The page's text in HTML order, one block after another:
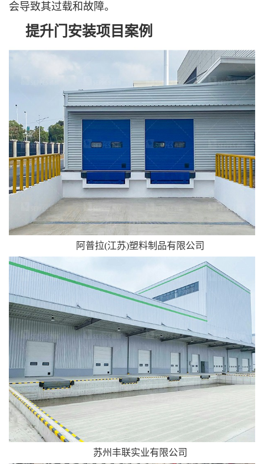
会导致其过载和故障。
提升门安装项目案例
阿普拉(江苏)塑料制品有限公司
苏州丰联实业有限公司